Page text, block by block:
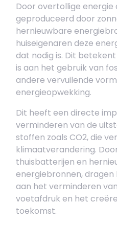
Door overtollige
geproduceerd door
hernieuwbare
huiseigenaren deze
dat nodig is. Dit
is aan het gebruik van
andere vervuilende
energieopwekking.
Dit heeft een directe
verminderen van de
stoffen zoals CO2, die
klimaatverandering.
thuisbatterijen en
energiebronnen, dragen
aan het verminderen
voetafdruk en het
toekomst.